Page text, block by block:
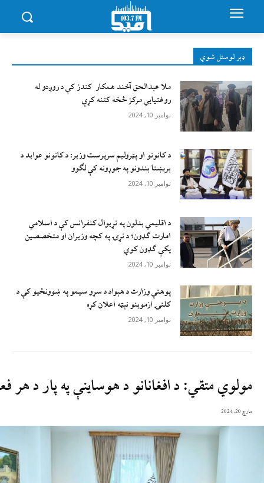
ډېر لوستل شوي
ملا عبدالحق آخند همکار کندز کې د روږدو له
روغتیایي مرکز څخه کتنه کړې
نوامبر 10, 2024
د کانونو او پټرولیم سرپرست وزیر: د کانونو عواید د
برېښنا بندونو په جوړونه کې لګوو
نوامبر 10, 2024
د اقليمي بدلون په نړيوال کنفرانس کې د اسلامي
امارت ګډون؛ د نړۍ په کچه وزيران او متخصصين
پکې ګډون کوي
نوامبر 10, 2024
پوهنې وزارت د هېواد د سړو سيمو په ښوونځيو کې د
کلنۍ ازموينو نېټه اعلان کړه
نوامبر 10, 2024
مولوي متقي: د افغانانو د هوساینې په پار د
مارچ 20, 2024